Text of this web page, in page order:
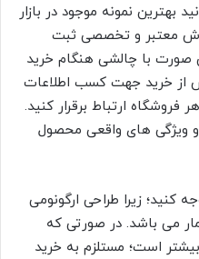
بهترین نمونه موجود در بازار
معتبر و تخصصی ثبت
صورت با چالشی هنگام خرید
از خرید جهت کسب اطلاعات
ارتباط برقرار کنید.
های واقعی محصول
زیرا طراحی ارگونومی
می باشد. در صورتی که
است؛ مستلزم به خرید